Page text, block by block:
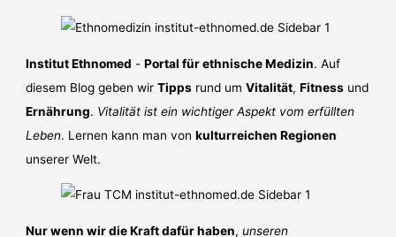
Institut Ethnomed -Portal für ethnische Medizin. Auf
diesem Blog geben wirTipps rund umVitalität,Fitness und
Ernährung. Vitalität ist ein wichtiger Aspekt vom erfüllten
Leben. Lernen kann man vonkulturreichen Regionen
unserer Welt.
Nur wenn wir die Kraft dafür haben,unseren